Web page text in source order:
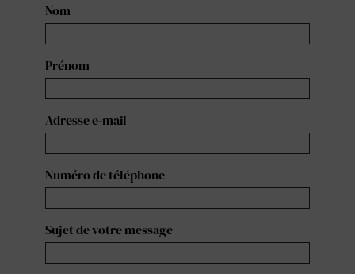
Nom
Prénom
Adresse e-mail
Numéro de téléphone
Sujet de votre message